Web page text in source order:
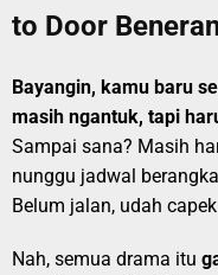
to Door
Bayangin, kamu baru
masih ngantuk, tapi
Sampai sana? Masih
nunggu jadwal
Belum jalan, udah
Nah, semua drama itu